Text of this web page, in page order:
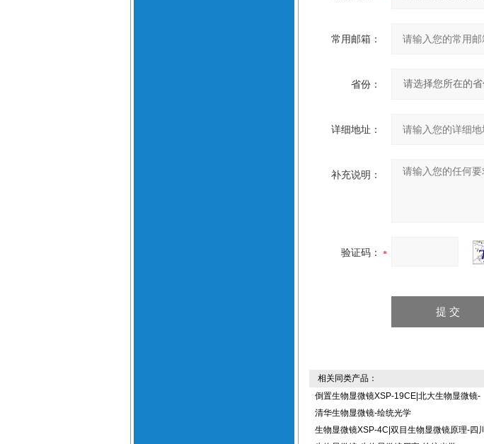
常用邮箱：
省份：
详细地址：
补充说明：
验证码：
相关同类产品：
倒置生物显微镜XSP-19CE|北大生物显微镜-
清华生物显微镜-绘统光学
生物显微镜XSP-4C|双目生物显微镜原理-四川